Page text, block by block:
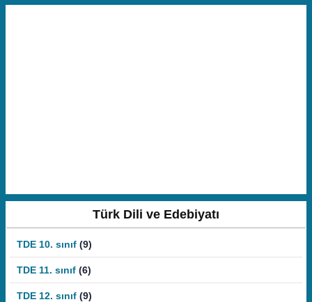
Türk Dili ve Edebiyatı
TDE 10. sınıf (9)
TDE 11. sınıf (6)
TDE 12. sınıf (9)